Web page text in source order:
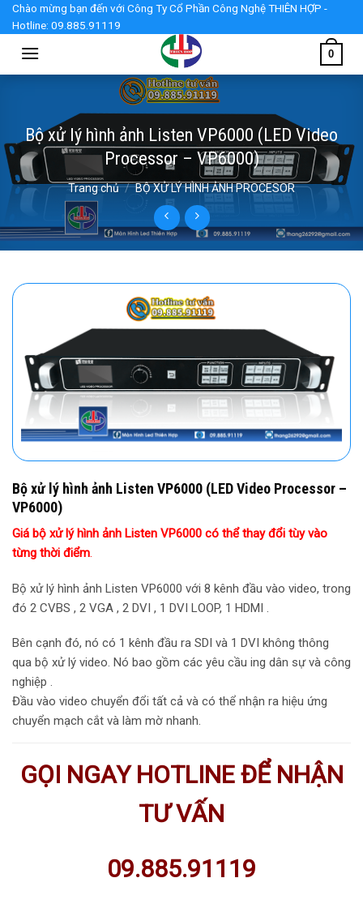
Skip
content
Chào mừng bạn đến với Công Ty Cổ Phần Công Nghệ THIÊN HỢP -
Hotline: 09.885.91119
0
Bộ xử lý hình ảnh Listen VP6000 (LED Video
Processor – VP6000)
Trang chủ / BỘ XỬ LÝ HÌNH ẢNH PROCESOR
Bộ xử lý hình ảnh Listen VP6000 (LED Video Processor –
VP6000)
Giá bộ xử lý hình ảnh Listen VP6000 có thể thay đổi tùy vào
từng thời điểm.
Bộ xử lý hình ảnh Listen VP6000 với 8 kênh đầu vào video, trong
đó 2 CVBS , 2 VGA , 2 DVI , 1 DVI LOOP, 1 HDMI .
Bên cạnh đó, nó có 1 kênh đầu ra SDI và 1 DVI không thông
qua bộ xử lý video. Nó bao gồm các yêu cầu ing dân sự và công
nghiệp .
Đầu vào video chuyển đổi tất cả và có thể nhận ra hiệu ứng
chuyển mạch cắt và làm mờ nhanh.
GỌI NGAY HOTLINE ĐỂ NHẬN
TƯ VẤN
09.885.91119